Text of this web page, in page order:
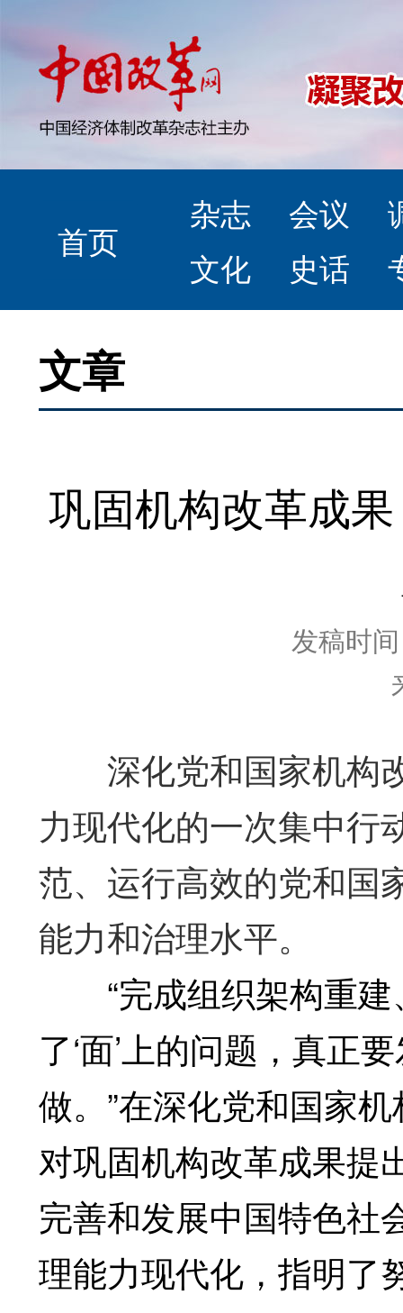
首页
杂志 会议
文化
史话
文章
巩固机构改革成
发稿时
深化党和国家机构
力现代化的一次集中行
范、运行高效的党和国
能力和治理水平。
“完成组织架构重建
了‘面’上的问题，真正
做。”在深化党和国家
对巩固机构改革成果提
完善和发展中国特色社
理能力现代化，指明了